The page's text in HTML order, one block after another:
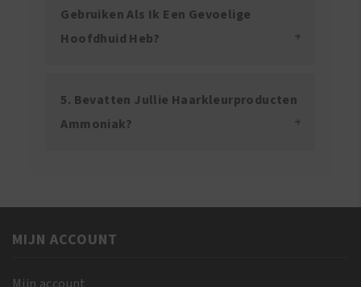
Gebruiken Als Ik Een Gevoelige
Hoofdhuid Heb?
5. Bevatten Jullie Haarkleurproducten
Ammoniak?
MIJN ACCOUNT